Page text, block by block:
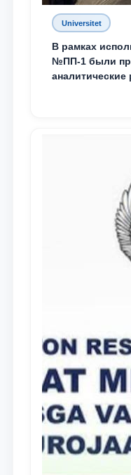
Universitet
В рамках
№ПП-1 были
аналитические